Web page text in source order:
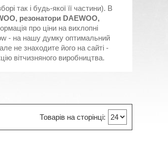
так і будь-якої її частини). В
резонатори DAEWOO,
про ціни на вихлопні
- на нашу думку оптимальний
не знаходите його на сайті -
вітчизняного виробництва.